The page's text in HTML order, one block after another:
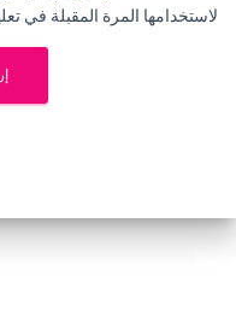
لاستخدامها المرة المقبلة في